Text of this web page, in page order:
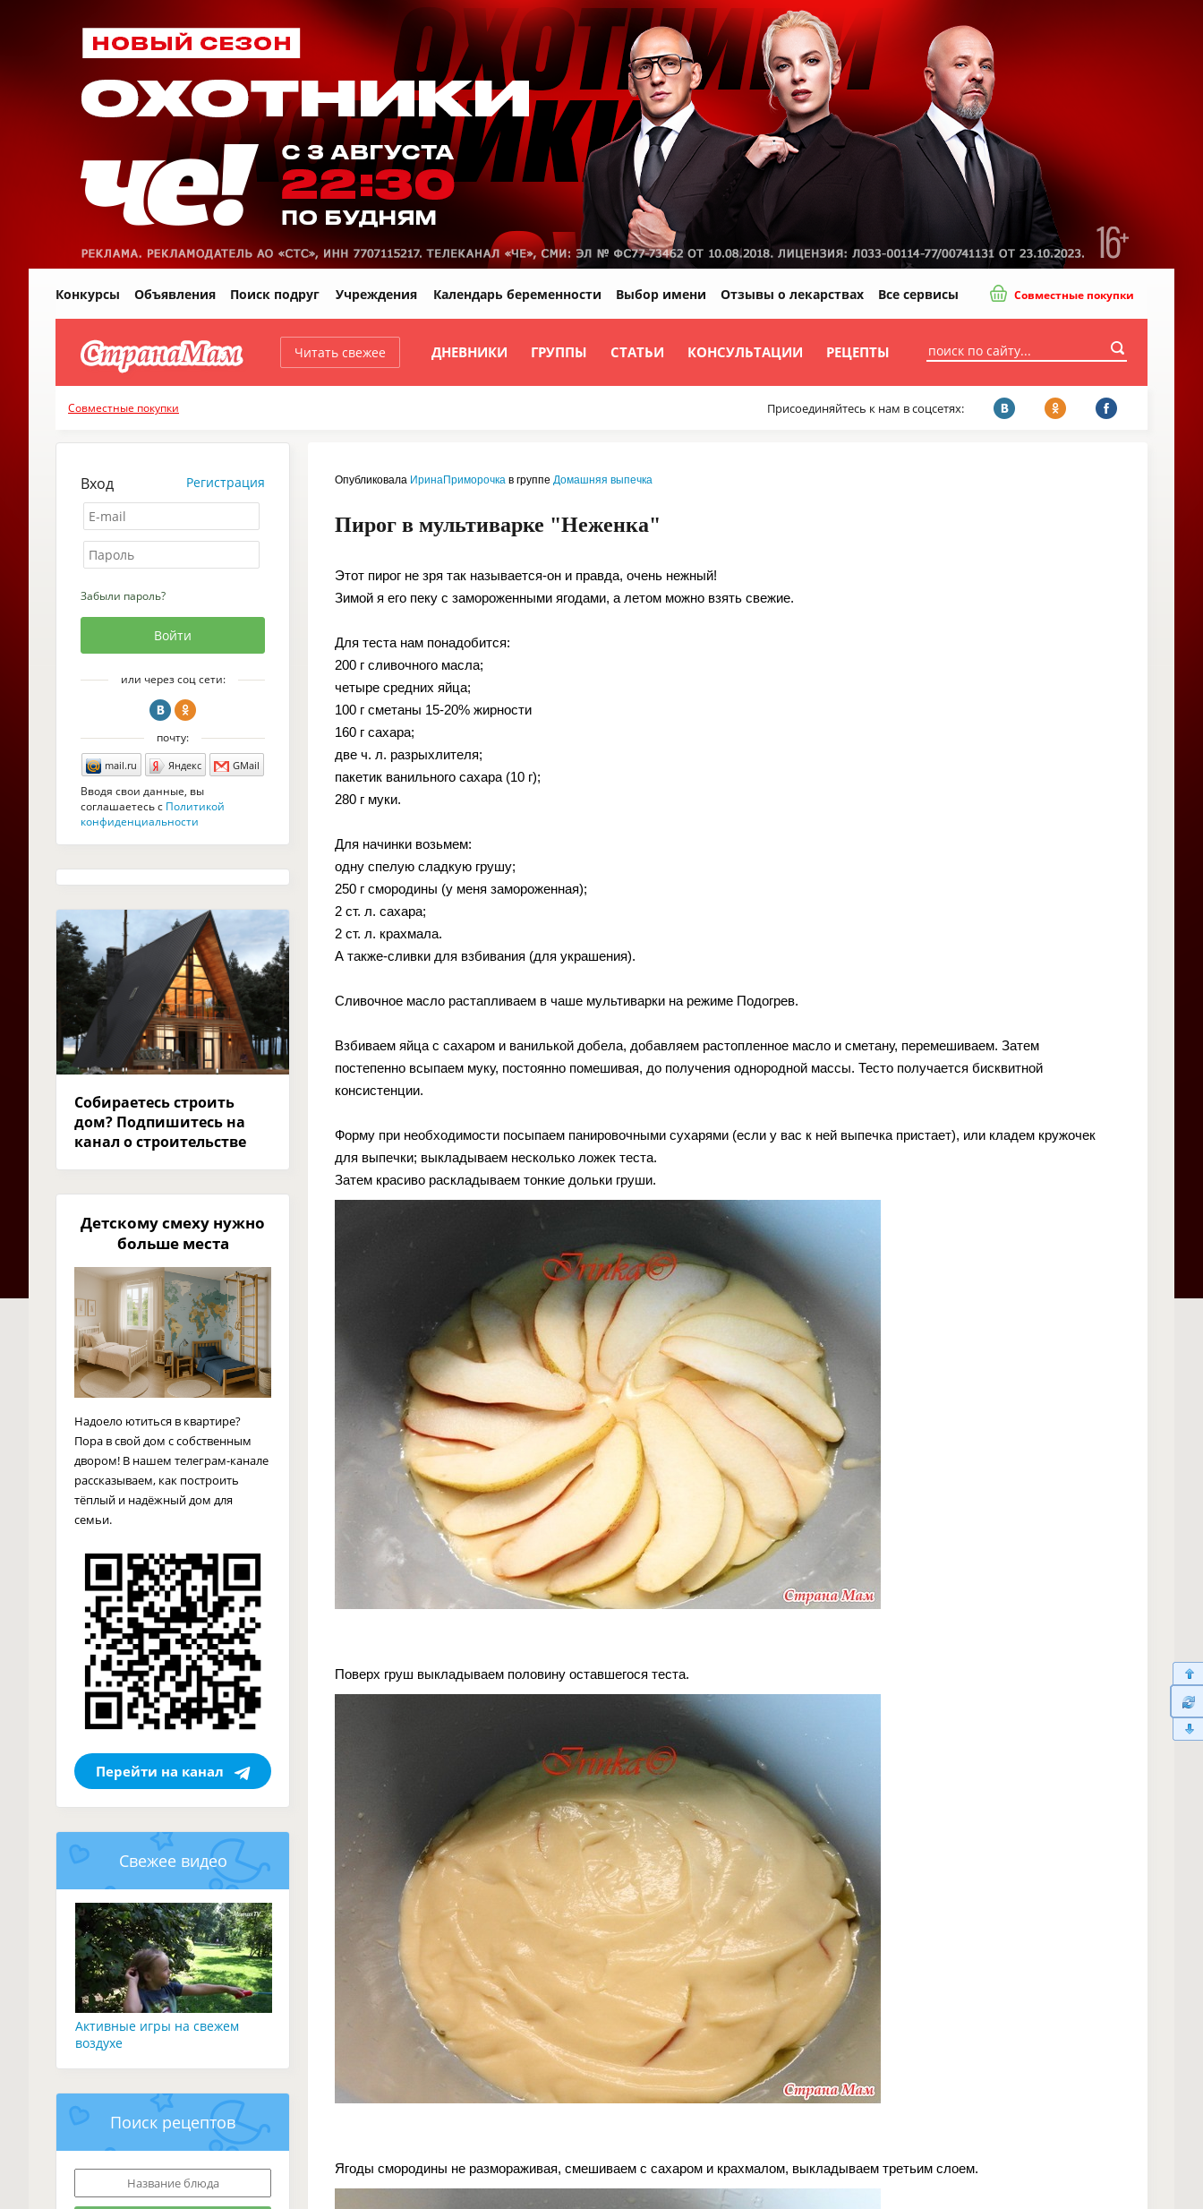
Читать свежее ДНЕВНИКИ ГРУППЫ СТАТЬИ КОНСУЛЬТАЦИИ РЕЦЕПТЫ
Конкурсы Объявления Поиск подруг Учреждения Календарь беременности Выбор имени Отзывы о лекарствах Все сервисы Совместные покупки
Совместные покупки Присоединяйтесь к нам в соцсетях:
Опубликовала ИринаПриморочка в группе Домашняя выпечка
Пирог в мультиварке "Неженка"
Этот пирог не зря так называется-он и правда, очень нежный!
Зимой я его пеку с замороженными ягодами, а летом можно взять свежие.
Для теста нам понадобится:
200 г сливочного масла;
четыре средних яйца;
100 г сметаны 15-20% жирности
160 г сахара;
две ч. л. разрыхлителя;
пакетик ванильного сахара (10 г);
280 г муки.
Для начинки возьмем:
одну спелую сладкую грушу;
250 г смородины (у меня замороженная);
2 ст. л. сахара;
2 ст. л. крахмала.
А также-сливки для взбивания (для украшения).
Сливочное масло растапливаем в чаше мультиварки на режиме Подогрев.
Взбиваем яйца с сахаром и ванилькой добела, добавляем растопленное масло и сметану, перемешиваем. Затем
постепенно всыпаем муку, постоянно помешивая, до получения однородной массы. Тесто получается бисквитной
консистенции.
Форму при необходимости посыпаем панировочными сухарями (если у вас к ней выпечка пристает), или кладем кружочек
для выпечки; выкладываем несколько ложек теста.
Затем красиво раскладываем тонкие дольки груши.
Поверх груш выкладываем половину оставшегося теста.
Ягоды смородины не размораживая, смешиваем с сахаром и крахмалом, выкладываем третьим слоем.
Вход Регистрация
Забыли пароль?
или через соц сети:
почту:
mail.ru Яндекс GMail
Вводя свои данные, вы
соглашаетесь с Политикой
конфиденциальности
Собираетесь строить
дом? Подпишитесь на
канал о строительстве
Детскому смеху нужно
больше места
Надоело ютиться в квартире?
Пора в свой дом с собственным
двором! В нашем телеграм-канале
рассказываем, как построить
тёплый и надёжный дом для
семьи.
Перейти на канал
Свежее видео
Активные игры на свежем
воздухе
Поиск рецептов